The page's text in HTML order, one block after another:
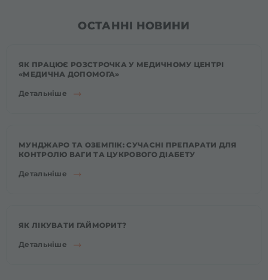
ОСТАННІ НОВИНИ
ЯК ПРАЦЮЄ РОЗСТРОЧКА У МЕДИЧНОМУ ЦЕНТРІ
«МЕДИЧНА ДОПОМОГА»
Детальніше
МУНДЖАРО ТА ОЗЕМПІК: СУЧАСНІ ПРЕПАРАТИ ДЛЯ
КОНТРОЛЮ ВАГИ ТА ЦУКРОВОГО ДІАБЕТУ
Детальніше
ЯК ЛІКУВАТИ ГАЙМОРИТ?
Детальніше